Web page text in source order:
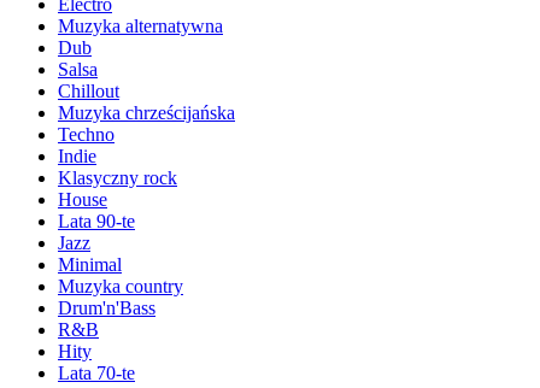
Electro
Muzyka alternatywna
Dub
Salsa
Chillout
Muzyka chrześcijańska
Techno
Indie
Klasyczny rock
House
Lata 90-te
Jazz
Minimal
Muzyka country
Drum'n'Bass
R&B
Hity
Lata 70-te